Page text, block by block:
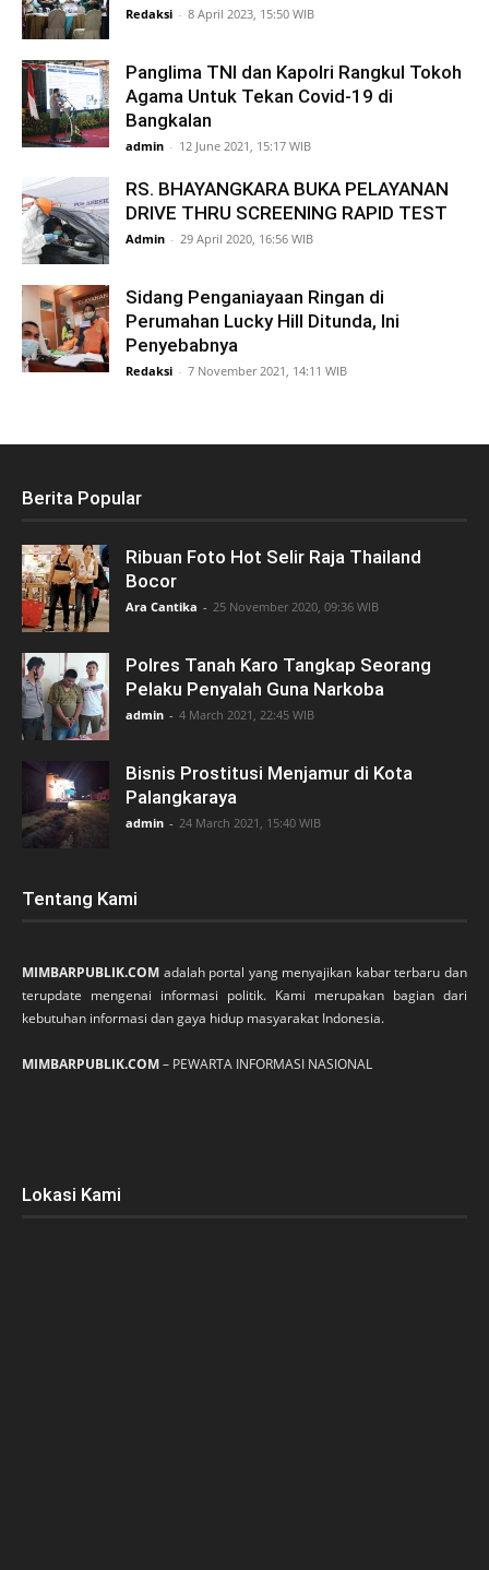
Redaksi - 8 April 2023, 15:50 WIB
Panglima TNI dan Kapolri Rangkul Tokoh
Agama Untuk Tekan Covid-19 di
Bangkalan
admin - 12 June 2021, 15:17 WIB
RS. BHAYANGKARA BUKA PELAYANAN
DRIVE THRU SCREENING RAPID TEST
Admin - 29 April 2020, 16:56 WIB
Sidang Penganiayaan Ringan di
Perumahan Lucky Hill Ditunda, Ini
Penyebabnya
Redaksi - 7 November 2021, 14:11 WIB
Berita Popular
Ribuan Foto Hot Selir Raja Thailand
Bocor
Ara Cantika - 25 November 2020, 09:36 WIB
Polres Tanah Karo Tangkap Seorang
Pelaku Penyalah Guna Narkoba
admin - 4 March 2021, 22:45 WIB
Bisnis Prostitusi Menjamur di Kota
Palangkaraya
admin - 24 March 2021, 15:40 WIB
Tentang Kami
MIMBARPUBLIK.COM adalah portal yang menyajikan kabar terbaru dan
terupdate mengenai informasi politik. Kami merupakan bagian dari
kebutuhan informasi dan gaya hidup masyarakat Indonesia.
MIMBARPUBLIK.COM– PEWARTA INFORMASI NASIONAL
Lokasi Kami